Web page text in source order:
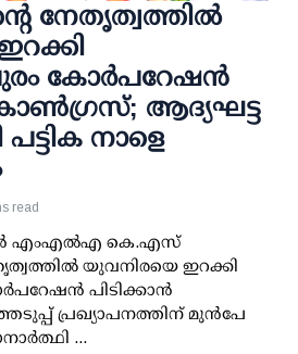
നേതൃത്വത്തില്‍
കോര്‍പറേഷന്‍
ആദ്യഘട്ട
നാളെ
read
എംഎല്‍എ കെ.എസ്
യുവനിരയെ ഇറക്കി
പിടിക്കാന്‍
പ്രഖ്യാപനത്തിന് മുന്‍പേ
...